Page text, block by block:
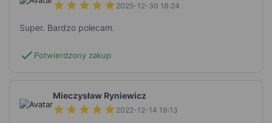
2025-12-30 18:24
Super. Bardzo polecam.
check Potwierdzony zakup
Mieczysław Ryniewicz
2022-12-14 19:13